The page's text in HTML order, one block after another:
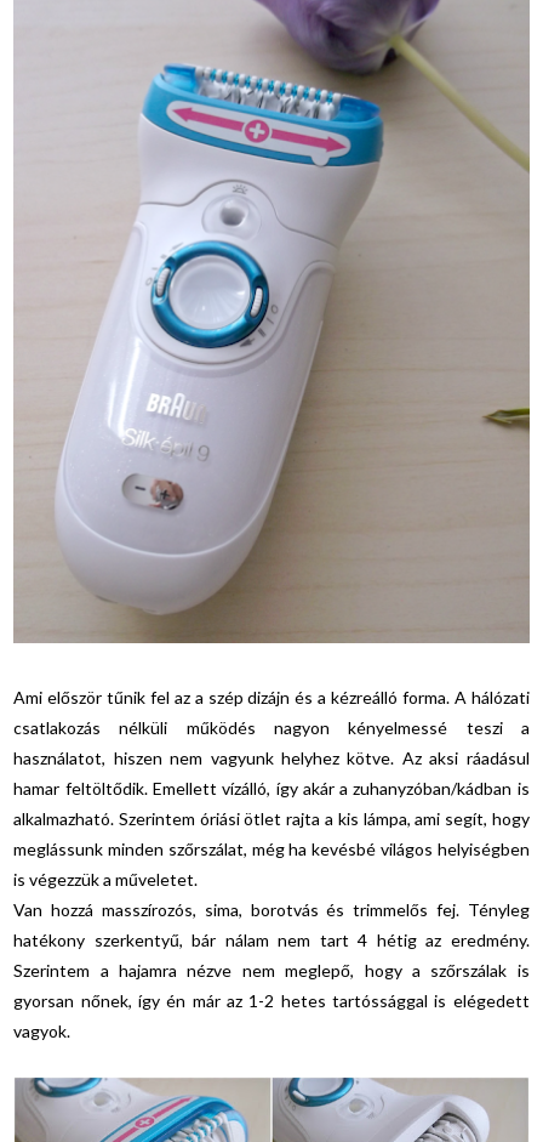
Ami először tűnik fel az a szép dizájn és a kézreálló forma. A hálózati
csatlakozás nélküli működés nagyon kényelmessé teszi a
használatot, hiszen nem vagyunk helyhez kötve. Az aksi ráadásul
hamar feltöltődik. Emellett vízálló, így akár a zuhanyzóban/kádban is
alkalmazható. Szerintem óriási ötlet rajta a kis lámpa, ami segít, hogy
meglássunk minden szőrszálat, még ha kevésbé világos helyiségben
is végezzük a műveletet.
Van hozzá masszírozós, sima, borotvás és trimmelős fej. Tényleg
hatékony szerkentyű, bár nálam nem tart 4 hétig az eredmény.
Szerintem a hajamra nézve nem meglepő, hogy a szőrszálak is
gyorsan nőnek, így én már az 1-2 hetes tartóssággal is elégedett
vagyok.